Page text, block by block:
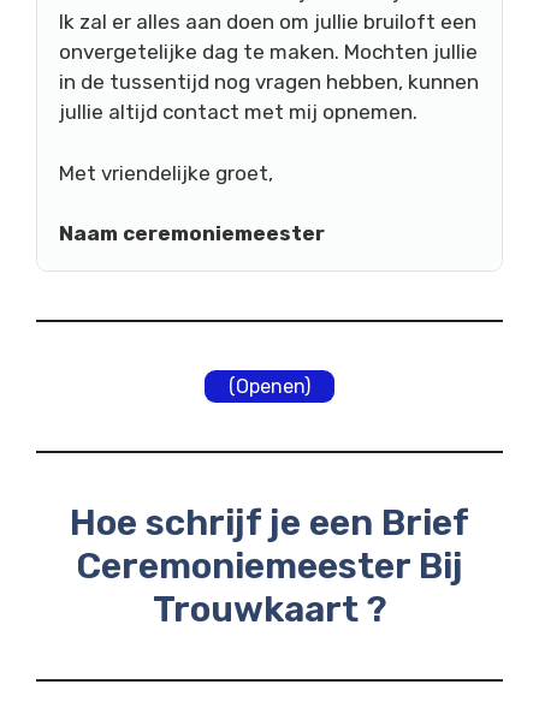
Ik zal er alles aan doen om jullie bruiloft een
onvergetelijke dag te maken. Mochten jullie
in de tussentijd nog vragen hebben, kunnen
jullie altijd contact met mij opnemen.
Met vriendelijke groet,
Naam ceremoniemeester
(Openen)
Hoe schrijf je een Brief
Ceremoniemeester Bij
Trouwkaart ?